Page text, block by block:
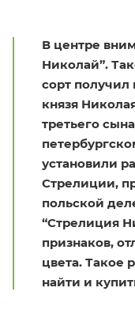
В центре
Николай”.
сорт получил
князя
третьего
установили
Стрелиции,
польской
“Стрелиция
признаков,
цвета. Такое
найти и